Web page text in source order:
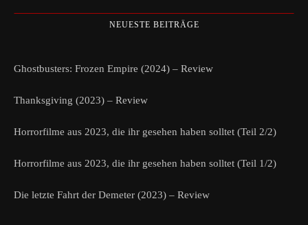
NEUESTE BEITRÄGE
Ghostbusters: Frozen Empire (2024) – Review
Thanksgiving (2023) – Review
Horrorfilme aus 2023, die ihr gesehen haben solltet (Teil 2/2)
Horrorfilme aus 2023, die ihr gesehen haben solltet (Teil 1/2)
Die letzte Fahrt der Demeter (2023) – Review